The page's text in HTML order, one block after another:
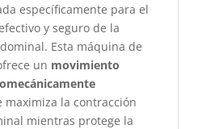
específicamente para el
y seguro de la
Esta máquina de
un movimiento
maximiza la contracción
mientras protege la